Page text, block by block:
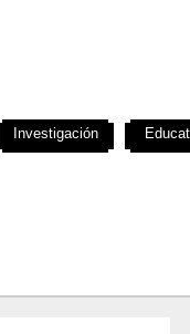
Investigación